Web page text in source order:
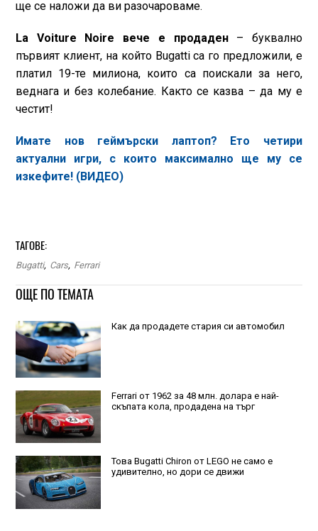
ще се наложи да ви разочароваме.
La Voiture Noire вече е продаден– буквално
първият клиент, на който Bugatti са го предложили, е
платил 19-те милиона, които са поискали за него,
веднага и без колебание. Както се казва – да му е
честит!
Имате нов геймърски лаптоп? Ето четири
актуални игри, с които максимално ще му се
изкефите! (ВИДЕО)
ТАГОВЕ:
Bugatti, Cars, Ferrari
ОЩЕ ПО ТЕМАТА
Как да продадете стария си автомобил
Ferrari от 1962 за 48 млн. долара е най-
скъпата кола, продадена на търг
Това Bugatti Chiron от LEGO не само е
удивително, но дори се движи